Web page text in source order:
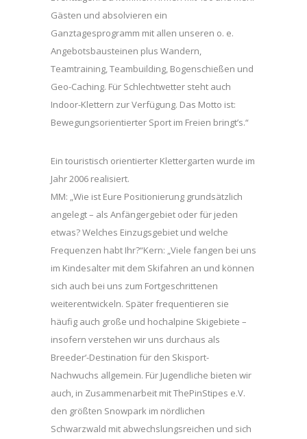
Gästen und absolvieren ein
Ganztagesprogramm mit allen unseren o. e.
Angebotsbausteinen plus Wandern,
Teamtraining, Teambuilding, Bogenschießen und
Geo-Caching. Für Schlechtwetter steht auch
Indoor-Klettern zur Verfügung. Das Motto ist:
Bewegungsorientierter Sport im Freien bringt’s.“
Ein touristisch orientierter Klettergarten wurde im
Jahr 2006 realisiert.
MM: „Wie ist Eure Positionierung grundsätzlich
angelegt – als Anfängergebiet oder für jeden
etwas? Welches Einzugsgebiet und welche
Frequenzen habt Ihr?“Kern: „Viele fangen bei uns
im Kindesalter mit dem Skifahren an und können
sich auch bei uns zum Fortgeschrittenen
weiterentwickeln. Später frequentieren sie
häufig auch große und hochalpine Skigebiete –
insofern verstehen wir uns durchaus als
Breeder‘-Destination für den Skisport-
Nachwuchs allgemein. Für Jugendliche bieten wir
auch, in Zusammenarbeit mit ThePinStipes e.V.
den größten Snowpark im nördlichen
Schwarzwald mit abwechslungsreichen und sich